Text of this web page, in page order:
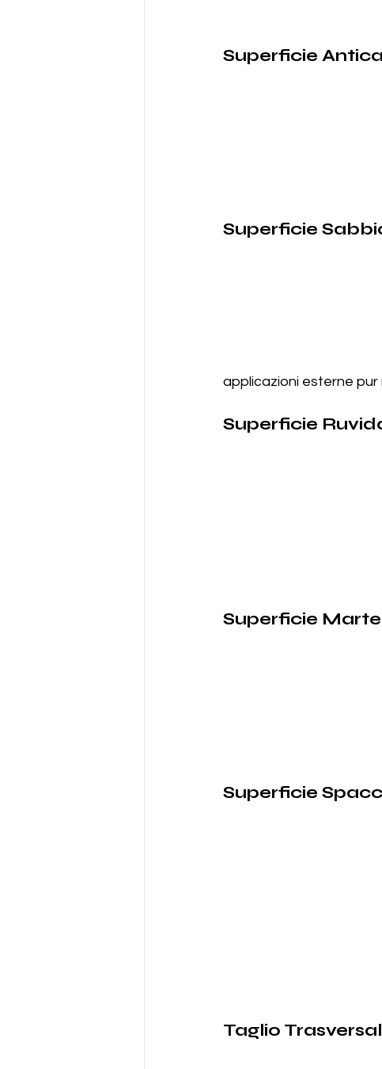
Superficie
Superficie
applicazioni esterne
Superficie
Superficie
Superficie
Taglio